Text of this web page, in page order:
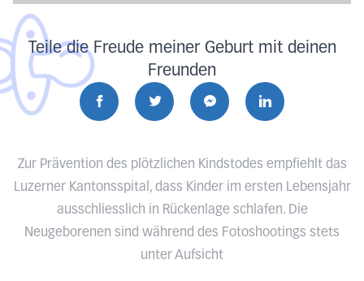
Teile die Freude meiner Geburt mit deinen
Freunden
Zur Prävention des plötzlichen Kindstodes empfiehlt das
Luzerner Kantonsspital, dass Kinder im ersten Lebensjahr
ausschliesslich in Rückenlage schlafen. Die
Neugeborenen sind während des Fotoshootings stets
unter Aufsicht